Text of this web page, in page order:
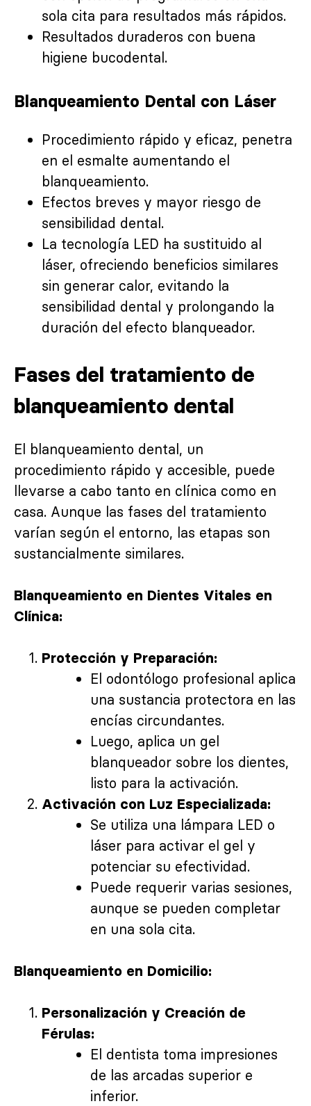
sola cita para resultados más rápidos.
Resultados duraderos con buena
higiene bucodental.
Blanqueamiento Dental con Láser
Procedimiento rápido y eficaz, penetra
en el esmalte aumentando el
blanqueamiento.
Efectos breves y mayor riesgo de
sensibilidad dental.
La tecnología LED ha sustituido al
láser, ofreciendo beneficios similares
sin generar calor, evitando la
sensibilidad dental y prolongando la
duración del efecto blanqueador.
Fases del tratamiento de
blanqueamiento dental
El blanqueamiento dental, un
procedimiento rápido y accesible, puede
llevarse a cabo tanto en clínica como en
casa. Aunque las fases del tratamiento
varían según el entorno, las etapas son
sustancialmente similares.
Blanqueamiento en Dientes Vitales en
Clínica:
Protección y Preparación:
El odontólogo profesional aplica
una sustancia protectora en las
encías circundantes.
Luego, aplica un gel
blanqueador sobre los dientes,
listo para la activación.
Activación con Luz Especializada:
Se utiliza una lámpara LED o
láser para activar el gel y
potenciar su efectividad.
Puede requerir varias sesiones,
aunque se pueden completar
en una sola cita.
Blanqueamiento en Domicilio:
Personalización y Creación de
Férulas:
El dentista toma impresiones
de las arcadas superior e
inferior.